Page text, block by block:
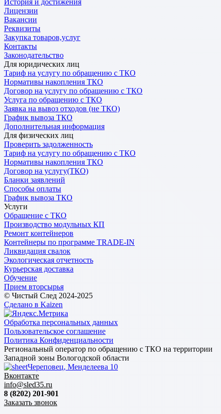
Лицензии
Вакансии
Реквизиты
Закупка товаров,услуг
Контакты
Законодательство
Для юридических лиц
Тариф на услугу по обращению с ТКО
Нормативы накопления ТКО
Договор на услугу по обращению с ТКО
Услуга по обращению с ТКО
Заявка на вывоз отходов (не ТКО)
График вывоза ТКО
Дополнительная информация
Для физических лиц
Проверить задолженность
Тариф на услугу по обращению с ТКО
Нормативы накопления ТКО
Договор на услугу(ТКО)
Бланки заявлений
Способы оплаты
График вывоза ТКО
Услуги
Обращение с ТКО
Производство модульных КП
Ремонт контейнеров
Контейнеры по программе TRADE-IN
Ликвидация свалок
Экологическая отчетность
Курьерская доставка
Обучение
Прием вторсырья
© Чистый След 2024-2025
Сделано в Kaizen
Обработка персональных данных
Пользовательское соглашение
Политика Конфиденциальности
Региональный оператор по обращению с ТКО на территории
Западной зоны Вологодской области
Череповец, Менделеева 10
Вконтакте
info@sled35.ru
8 (8202) 201-901
Заказать звонок